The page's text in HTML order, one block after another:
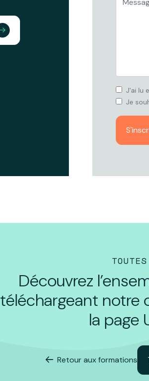
J'ai lu
Je
Découvrez
téléchargeant notre
la page
Retour aux formations